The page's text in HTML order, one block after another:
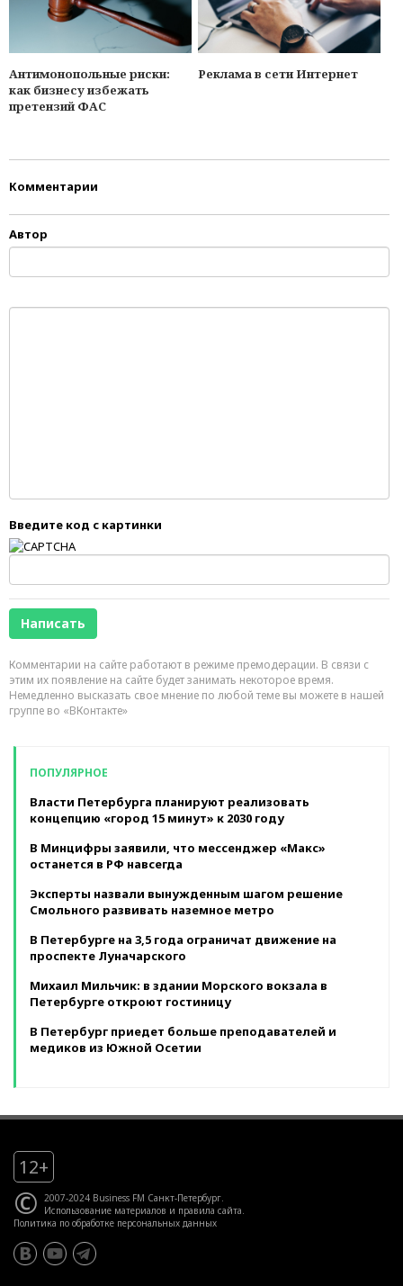
Антимонопольные риски:
как бизнесу избежать
претензий ФАС
Реклама в сети Интернет
Комментарии
Автор
Введите код с картинки
Комментарии на сайте работают в режиме премодерации. В связи с
этим их появление на сайте будет занимать некоторое время.
Немедленно высказать свое мнение по любой теме вы можете в нашей
группе во «ВКонтакте»
ПОПУЛЯРНОЕ
Власти Петербурга планируют реализовать
концепцию «город 15 минут» к 2030 году
В Минцифры заявили, что мессенджер «Макс»
останется в РФ навсегда
Эксперты назвали вынужденным шагом решение
Смольного развивать наземное метро
В Петербурге на 3,5 года ограничат движение на
проспекте Луначарского
Михаил Мильчик: в здании Морского вокзала в
Петербурге откроют гостиницу
В Петербург приедет больше преподавателей и
медиков из Южной Осетии
12+
© 2007-2024 Business FM Санкт-Петербург.
Использование материалов и правила сайта.
Политика по обработке персональных данных